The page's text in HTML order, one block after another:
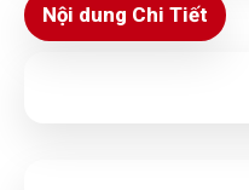
Nội dung Chi Tiết